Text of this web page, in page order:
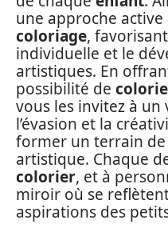
une approche
coloriage,
individuelle et le
artistiques. En
possibilité de
vous les invitez à
l’évasion et la
former un terrain
artistique. Chaque
colorier, et à
miroir où se
aspirations des